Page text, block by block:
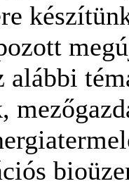
alábbi